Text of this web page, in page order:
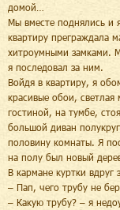
домой…
Мы вместе поднялись и
квартиру преграждала
хитроумными замками.
я последовал за ним.
Войдя в квартиру, я
красивые обои,
гостиной, на тумбе,
большой диван
половину комнаты. Я
на полу был новый
В кармане куртки вдруг
– Пап, чего трубу не
– Какую трубу? – я